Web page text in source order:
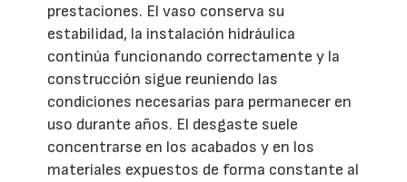
prestaciones. El vaso conserva su
estabilidad, la instalación hidráulica
continúa funcionando correctamente y la
construcción sigue reuniendo las
condiciones necesarias para permanecer en
uso durante años. El desgaste suele
concentrarse en los acabados y en los
materiales expuestos de forma constante al